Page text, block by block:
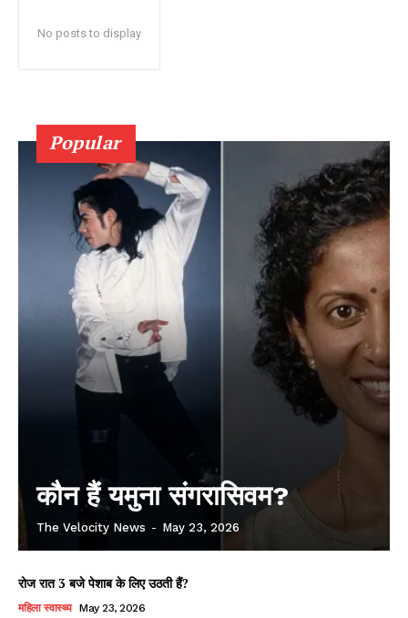
No posts to display
Popular
कौन हैं यमुना संगरासिवम?
The Velocity News - May 23, 2026
रोज रात 3 बजे पेशाब के लिए उठती हैं?
महिला स्वास्थ्य May 23, 2026